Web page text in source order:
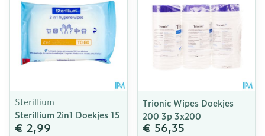
Sterillium
Sterillium 2in1 Doekjes 15
€ 2,99
Trionic Wipes Doekjes
200 3p 3x200
€ 56,35